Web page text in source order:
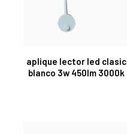
aplique lector led clasic
blanco 3w 450lm 3000k